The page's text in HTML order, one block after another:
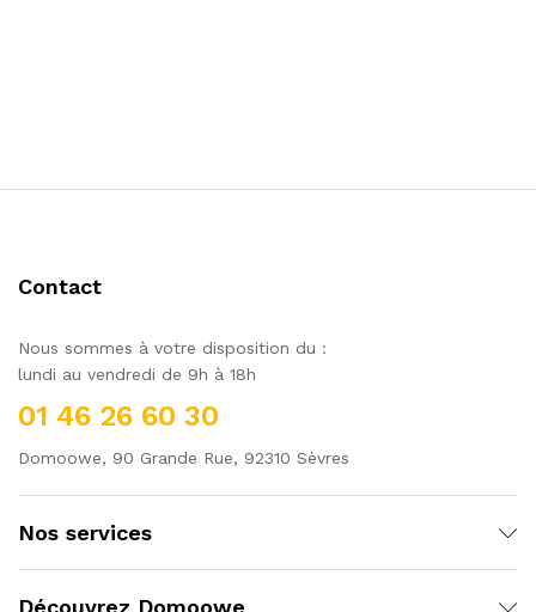
Contact
Nous sommes à votre disposition du :
lundi au vendredi de 9h à 18h
01 46 26 60 30
Domoowe, 90 Grande Rue, 92310 Sèvres
Nos services
Découvrez Domoowe